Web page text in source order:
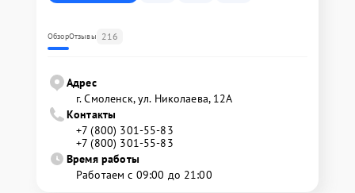
ОбзорОтзывы 216
Адрес
г. Смоленск, ул. Николаева, 12А
Контакты
+7 (800) 301-55-83
+7 (800) 301-55-83
Время работы
Работаем с 09:00 до 21:00